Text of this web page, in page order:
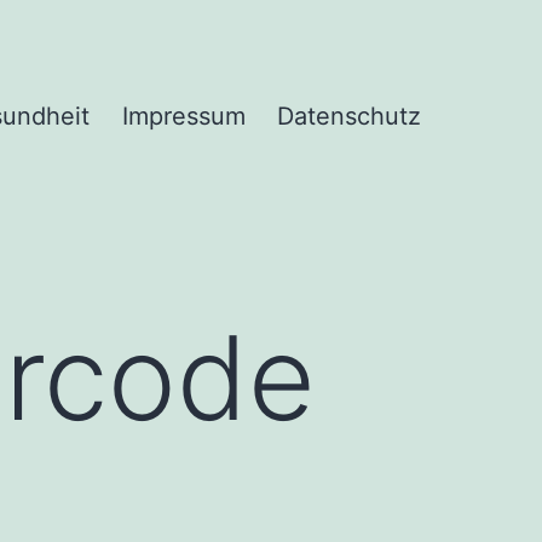
Impressum Datenschutz